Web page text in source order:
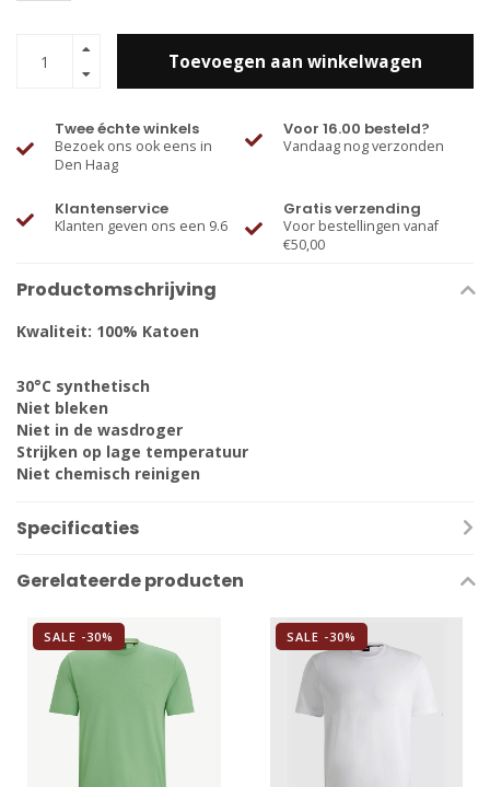
Toevoegen aan winkelwagen
Twee échte winkels
Bezoek ons ook eens in
Den Haag
Voor 16.00 besteld?
Vandaag nog verzonden
Klantenservice
Klanten geven ons een 9.6
Gratis verzending
Voor bestellingen vanaf
€50,00
Productomschrijving
Kwaliteit: 100% Katoen
30°C synthetisch
Niet bleken
Niet in de wasdroger
Strijken op lage temperatuur
Niet chemisch reinigen
Specificaties
Gerelateerde producten
SALE -30% SALE -30%